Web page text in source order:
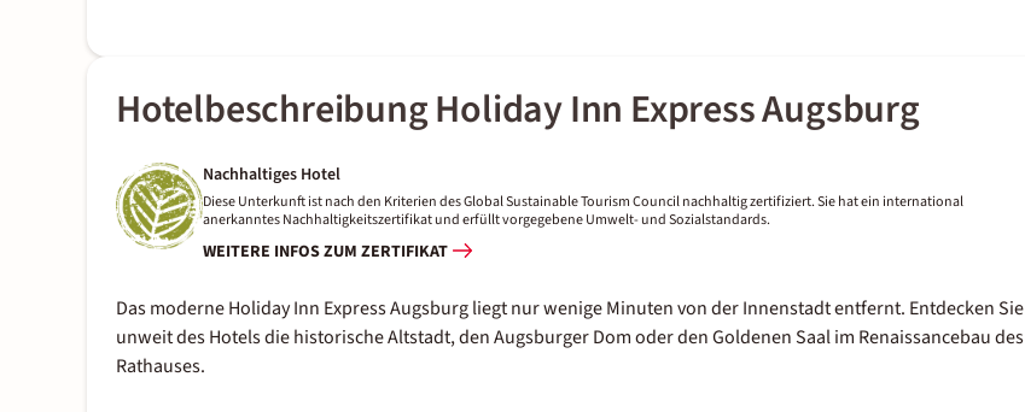
Hotelbeschreibung Holiday Inn Express Augsburg
Nachhaltiges Hotel
Diese Unterkunft ist nach den Kriterien des Global Sustainable Tourism Council nachhaltig zertifiziert. Sie hat ein international
anerkanntes Nachhaltigkeitszertifikat und erfüllt vorgegebene Umwelt- und Sozialstandards.
WEITERE INFOS ZUM ZERTIFIKAT
Das moderne Holiday Inn Express Augsburg liegt nur wenige Minuten von der Innenstadt entfernt. Entdecken Sie
unweit des Hotels die historische Altstadt, den Augsburger Dom oder den Goldenen Saal im Renaissancebau des
Rathauses.